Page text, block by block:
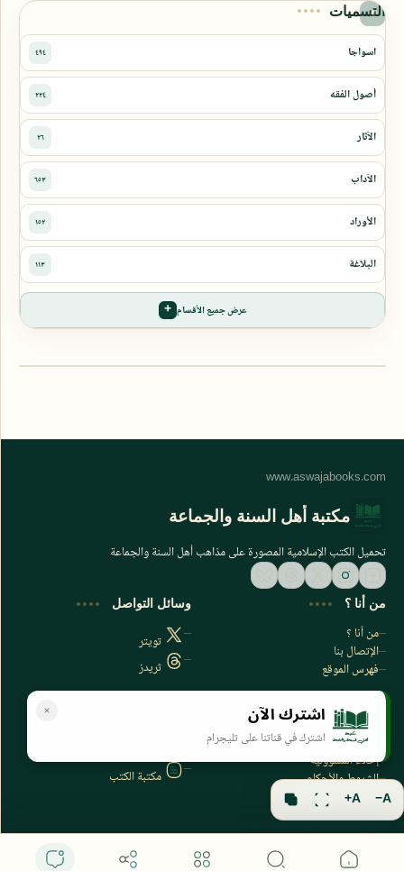
التسميات
عرض جميع الأقسام
اشترك الآن
اشترك في قناتنا على تليجرام
مكتبة أهل السنة والجماعة
تحميل الكتب الإسلامية المصورة على مذاهب أهل السنة والجماعة
من أنا ؟
من أنا ؟
الإتصال بنا
فهرس الموقع
وسائل التواصل
تويتر
ثريدز
سياسة الخصوصية
سياسة الخصوصية
إخلاء المسؤولية
الشروط والأحكام
فهرس الموقع
مكتبة الكتب
A−
A+